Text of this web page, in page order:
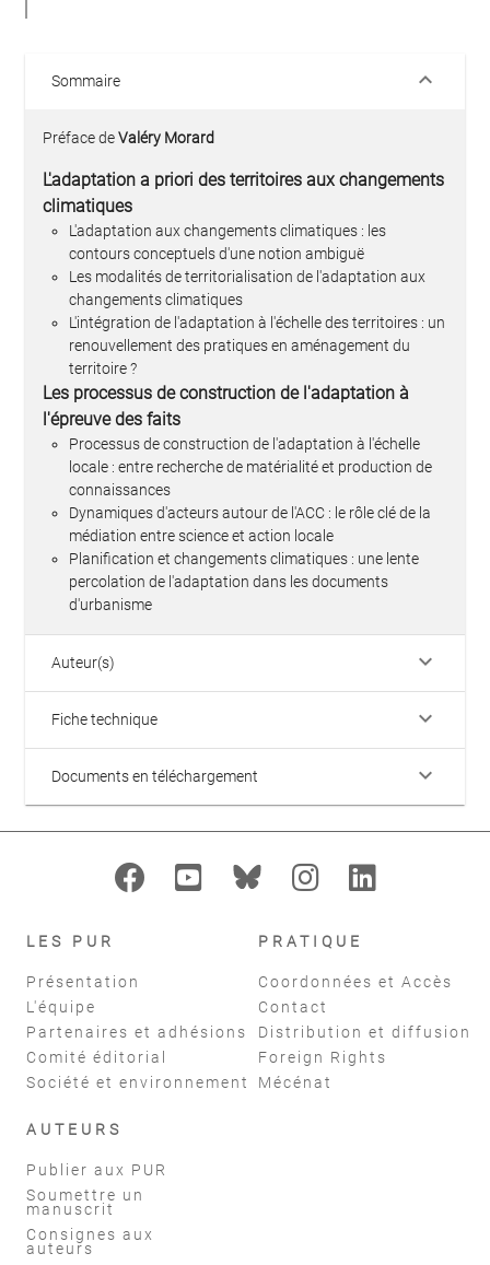
Sommaire keyboard_arrow_down
Préface deValéry Morard
L'adaptation a priori des territoires aux changements
climatiques
L'adaptation aux changements climatiques : les
contours conceptuels d'une notion ambiguë
Les modalités de territorialisation de l'adaptation aux
changements climatiques
L'intégration de l'adaptation à l'échelle des territoires : un
renouvellement des pratiques en aménagement du
territoire ?
Les processus de construction de l'adaptation à
l'épreuve des faits
Processus de construction de l'adaptation à l'échelle
locale : entre recherche de matérialité et production de
connaissances
Dynamiques d'acteurs autour de l'ACC : le rôle clé de la
médiation entre science et action locale
Planification et changements climatiques : une lente
percolation de l'adaptation dans les documents
d'urbanisme
Auteur(s) keyboard_arrow_down
Fiche technique keyboard_arrow_down
Documents en téléchargement keyboard_arrow_down
LES PUR
Présentation
L'équipe
Partenaires et adhésions
Comité éditorial
Société et environnement
PRATIQUE
Coordonnées et Accès
Contact
Distribution et diffusion
Foreign Rights
Mécénat
AUTEURS
Publier aux PUR
Soumettre un
manuscrit
Consignes aux
auteurs